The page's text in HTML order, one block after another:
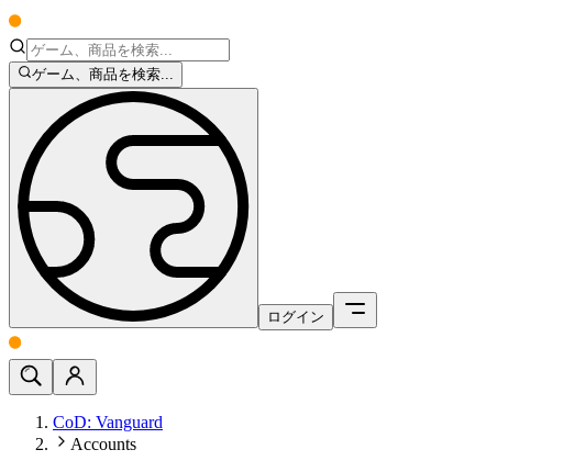
ゲーム、商品を検索...
ログイン
CoD: Vanguard
Accounts